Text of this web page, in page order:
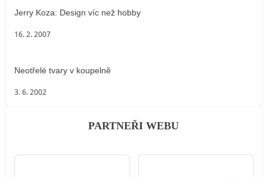
Jerry Koza: Design víc než hobby
16. 2. 2007
Neotřelé tvary v koupelně
3. 6. 2002
PARTNEŘI WEBU